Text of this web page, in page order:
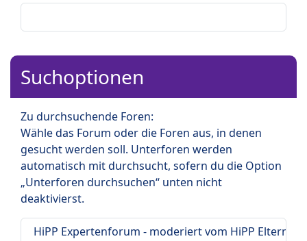
Suchoptionen
Zu durchsuchende Foren:
Wähle das Forum oder die Foren aus, in denen
gesucht werden soll. Unterforen werden
automatisch mit durchsucht, sofern du die Option
„Unterforen durchsuchen“ unten nicht
deaktivierst.